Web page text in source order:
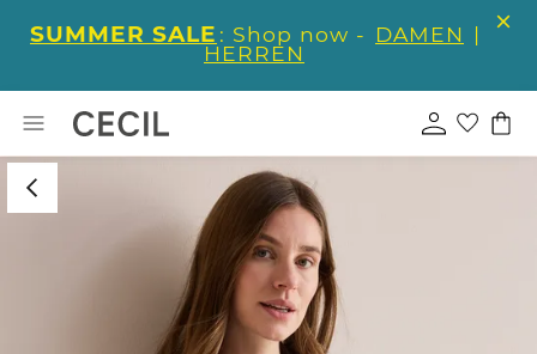
SUMMER SALE : Shop now - DAMEN |
HERREN